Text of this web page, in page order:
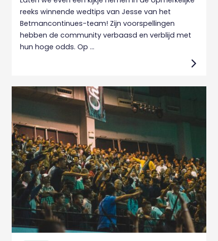
reeks winnende wedtips van Jesse van het
Betmancontinues-team! Zijn voorspellingen
hebben de community verbaasd en verblijd met
hun hoge odds. Op ...